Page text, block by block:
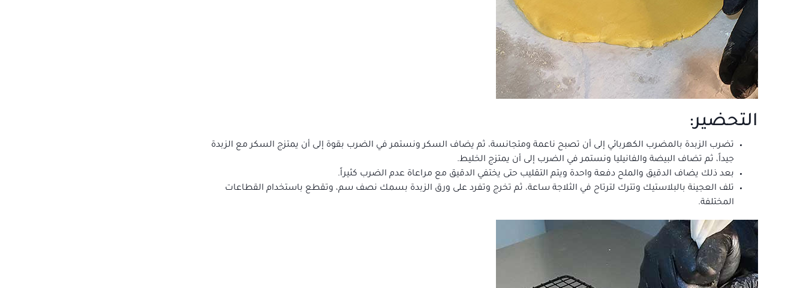
التحضير:
تضرب الزبدة بالمضرب الكهربائي إلى أن تصبح ناعمة ومتجانسة، ثم يضاف السكر ونستمر في الضرب بقوة إلى أن يمتزج السكر مع الزبدة
جيداً، ثم تضاف البيضة والفانيليا ونستمر في الضرب إلى أن يمتزج الخليط.
بعد ذلك يضاف الدقيق والملح دفعة واحدة ويتم التقليب حتى يختفي الدقيق مع مراعاة عدم الضرب كثيراً.
تلف العجينة بالبلاستيك وتترك لترتاح في الثلاجة ساعة، ثم تخرج وتفرد على ورق الزبدة بسمك نصف سم، وتقطع باستخدام القطاعات
المختلفة.